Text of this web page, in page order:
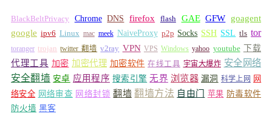
BlackBeltPrivacy Chrome DNS firefox flash GAE GFW
goagent
google ipv6 Linux mac meek NaiveProxy p2p Socks SSH SSL tls tor
toranger trojan twitter 翻墙 v2ray VPN VPS Windows yahoo youtube 下载
代理工具 加密 加密代理 加密软件 在线工具 宇宙大爆炸 安全网络
安全翻墙 安卓 应用程序 搜索引擎 无界 浏览器 漏洞 科学上网 网
络安全 网络审查 网络封锁 翻墙 翻墙方法 自由门 苹果 防毒软件
防火墙 黑客